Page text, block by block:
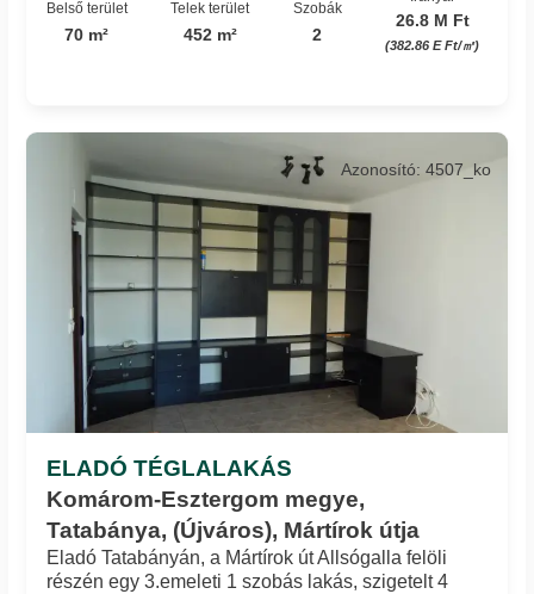
Belső terület
70 m²
Telek terület
452 m²
Szobák
2
26.8 M Ft
(382.86 E Ft/㎡)
ELADÓ TÉGLALAKÁS
Komárom-Esztergom megye,
Tatabánya, (Újváros), Mártírok útja
Azonosító: 4507_ko
Eladó Tatabányán, a Mártírok út Allsógalla felöli
részén egy 3.emeleti 1 szobás lakás, szigetelt 4